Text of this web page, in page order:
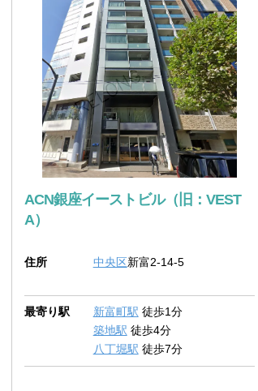
ACN銀座イーストビル（旧：VEST
A）
住所 中央区新富2-14-5
最寄り駅 新富町駅 徒歩1分
築地駅 徒歩4分
八丁堀駅 徒歩7分